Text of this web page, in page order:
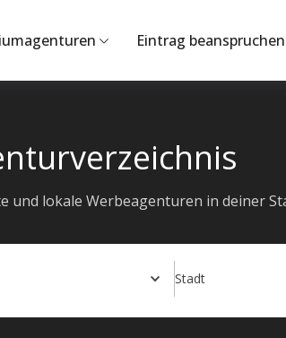
Eintrag beanspruchen
und lokale Werbeagenturen in deiner
Stadt